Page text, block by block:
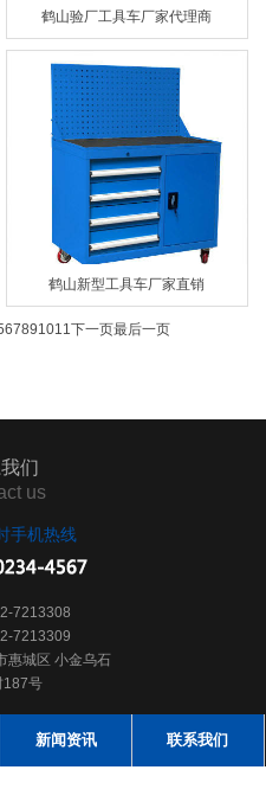
鹤山验厂工具车厂家代理商
鹤山新型工具车厂家直销
67891011下一页最后一页
们
us
手机热线
7213308
7213309
惠城区 小金乌石
187号
新闻资讯 联系我们